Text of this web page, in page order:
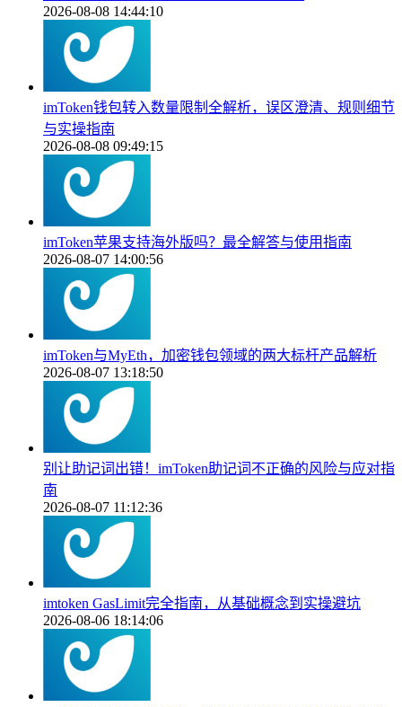
2026-08-08 14:44:10
imToken钱包转入数量限制全解析，误区澄清、规则细节
与实操指南
2026-08-08 09:49:15
imToken苹果支持海外版吗？最全解答与使用指南
2026-08-07 14:00:56
imToken与MyEth，加密钱包领域的两大标杆产品解析
2026-08-07 13:18:50
别让助记词出错！imToken助记词不正确的风险与应对指
南
2026-08-07 11:12:36
imtoken GasLimit完全指南，从基础概念到实操避坑
2026-08-06 18:14:06